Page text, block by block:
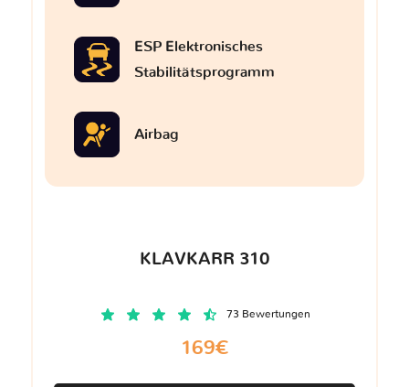
ESP Elektronisches
Stabilitätsprogramm
Airbag
KLAVKARR 310
73 Bewertungen
169€